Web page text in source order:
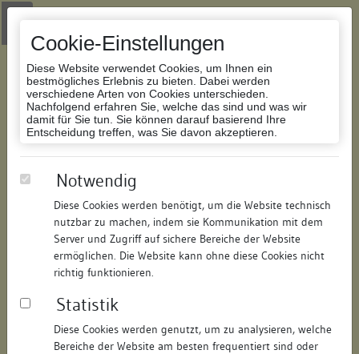
Cookie-Einstellungen
Diese Website verwendet Cookies, um Ihnen ein
bestmögliches Erlebnis zu bieten. Dabei werden
verschiedene Arten von Cookies unterschieden.
Nachfolgend erfahren Sie, welche das sind und was wir
damit für Sie tun. Sie können darauf basierend Ihre
Entscheidung treffen, was Sie davon akzeptieren.
Notwendig
Diese Cookies werden benötigt, um die Website technisch
nutzbar zu machen, indem sie Kommunikation mit dem
Server und Zugriff auf sichere Bereiche der Website
ermöglichen. Die Website kann ohne diese Cookies nicht
richtig funktionieren.
Statistik
Diese Cookies werden genutzt, um zu analysieren, welche
Bereiche der Website am besten frequentiert sind oder
Zur Navigation springen
Zum Inhalt der Website springen
Datenbank Bauforschung/Restaurierung
Vordergebäude (A 204/1 -
Kramgasse 3)
110525218014/Datum:13.04.2018
Datenbestand:
Bauforschung
Alle Inhalte dieser Seite:
/